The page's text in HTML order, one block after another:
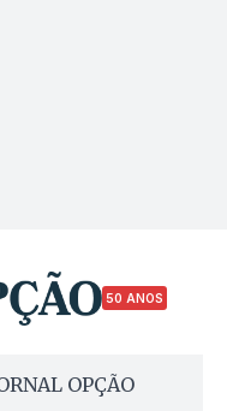
50 ANOS
OPÇÃO